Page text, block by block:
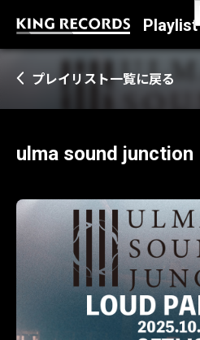
Playlist
プレイリスト一覧に戻る
ulma sound